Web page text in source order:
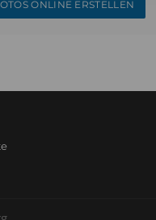
ONLINE ERSTELLEN